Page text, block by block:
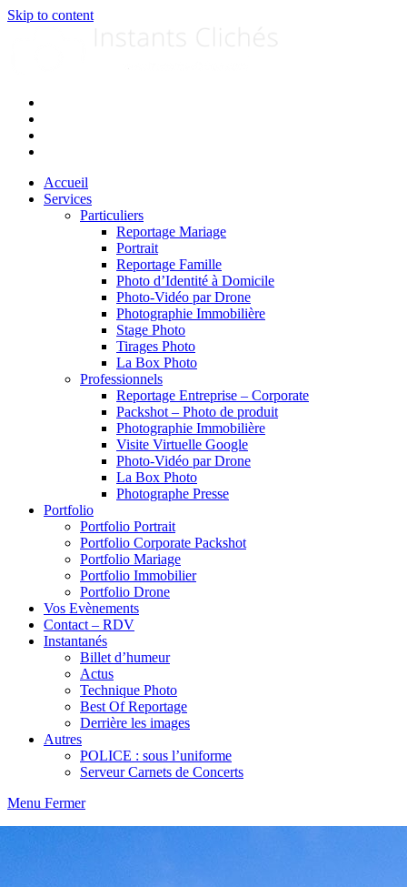
Skip to content
Accueil
Services
Particuliers
Reportage Mariage
Portrait
Reportage Famille
Photo d’Identité à Domicile
Photo-Vidéo par Drone
Photographie Immobilière
Stage Photo
Tirages Photo
La Box Photo
Professionnels
Reportage Entreprise – Corporate
Packshot – Photo de produit
Photographie Immobilière
Visite Virtuelle Google
Photo-Vidéo par Drone
La Box Photo
Photographe Presse
Portfolio
Portfolio Portrait
Portfolio Corporate Packshot
Portfolio Mariage
Portfolio Immobilier
Portfolio Drone
Vos Evènements
Contact – RDV
Instantanés
Billet d’humeur
Actus
Technique Photo
Best Of Reportage
Derrière les images
Autres
POLICE : sous l’uniforme
Serveur Carnets de Concerts
Menu Fermer